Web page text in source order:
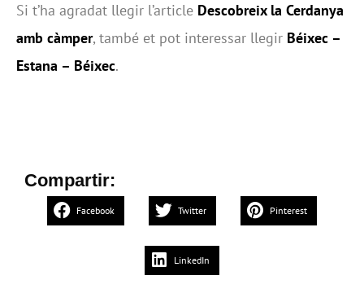
Si t’ha agradat llegir l’article Descobreix la Cerdanya
amb càmper, també et pot interessar llegir Béixec –
Estana – Béixec.
Compartir:
Facebook Twitter Pinterest
LinkedIn